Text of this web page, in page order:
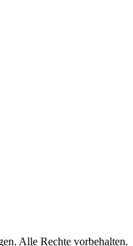
Alle Rechte vorbehalten.